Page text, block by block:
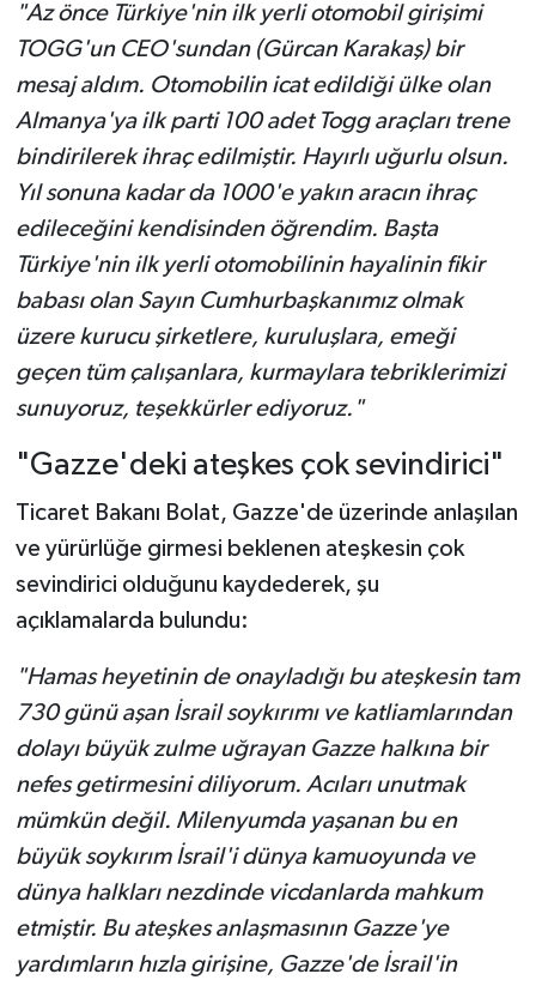
"Az önce Türkiye'nin ilk yerli otomobil girişimi
TOGG'un CEO'sundan (Gürcan Karakaş) bir
mesaj aldım. Otomobilin icat edildiği ülke olan
Almanya'ya ilk parti 100 adet Togg araçları trene
bindirilerek ihraç edilmiştir. Hayırlı uğurlu olsun.
Yıl sonuna kadar da 1000'e yakın aracın ihraç
edileceğini kendisinden öğrendim. Başta
Türkiye'nin ilk yerli otomobilinin hayalinin fikir
babası olan Sayın Cumhurbaşkanımız olmak
üzere kurucu şirketlere, kuruluşlara, emeği
geçen tüm çalışanlara, kurmaylara tebriklerimizi
sunuyoruz, teşekkürler ediyoruz."
"Gazze'deki ateşkes çok sevindirici"
Ticaret Bakanı Bolat, Gazze'de üzerinde anlaşılan
ve yürürlüğe girmesi beklenen ateşkesin çok
sevindirici olduğunu kaydederek, şu
açıklamalarda bulundu:
"Hamas heyetinin de onayladığı bu ateşkesin tam
730 günü aşan İsrail soykırımı ve katliamlarından
dolayı büyük zulme uğrayan Gazze halkına bir
nefes getirmesini diliyorum. Acıları unutmak
mümkün değil. Milenyumda yaşanan bu en
büyük soykırım İsrail'i dünya kamuoyunda ve
dünya halkları nezdinde vicdanlarda mahkum
etmiştir. Bu ateşkes anlaşmasının Gazze'ye
yardımların hızla girişine, Gazze'de İsrail'in